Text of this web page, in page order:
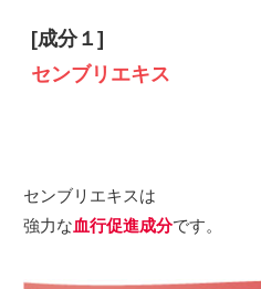
[成分１]
センブリエキス
センブリエキスは
強力な血行促進成分です。